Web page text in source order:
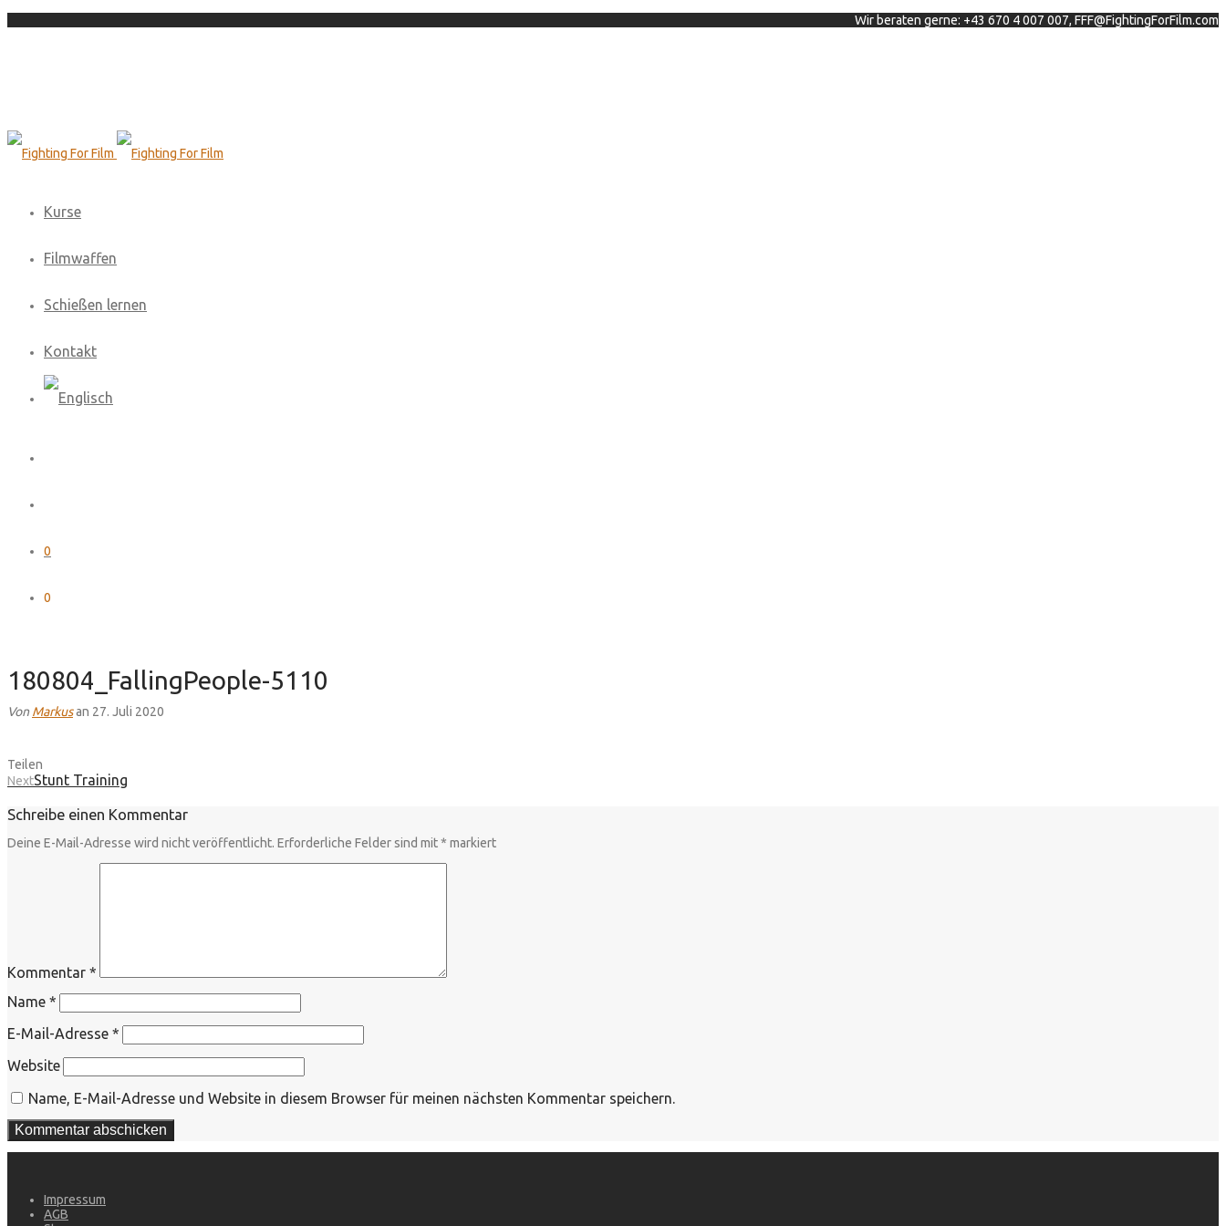
Wir beraten gerne: +43 670 4 007 007, FFF@FightingForFilm.com
Kurse
Filmwaffen
Schießen lernen
Kontakt
0
0
180804_FallingPeople-5110
VonMarkusan 27. Juli 2020
Teilen
NextStunt Training
Schreibe einen Kommentar
Deine E-Mail-Adresse wird nicht veröffentlicht. Erforderliche Felder sind mit* markiert
Kommentar *
Name *
E-Mail-Adresse *
Website
Name, E-Mail-Adresse und Website in diesem Browser für meinen nächsten Kommentar speichern.
Impressum
AGB